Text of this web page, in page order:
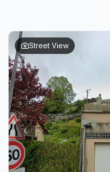
Street View